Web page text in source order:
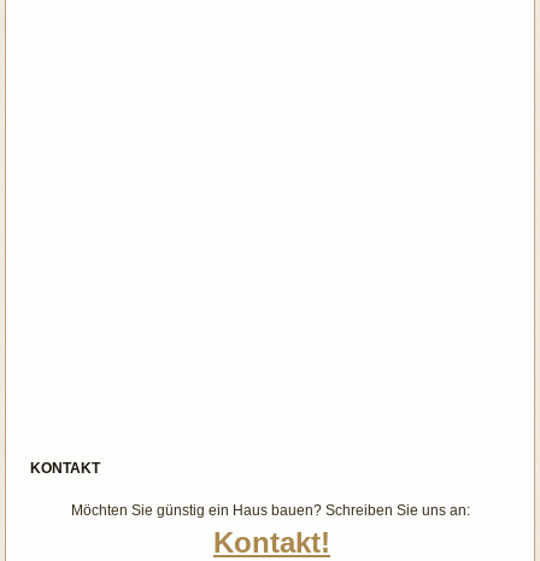
KONTAKT
Möchten Sie günstig ein Haus bauen? Schreiben Sie uns an:
Kontakt!